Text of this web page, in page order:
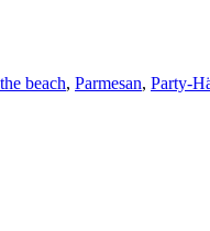
beach, Parmesan, Party-